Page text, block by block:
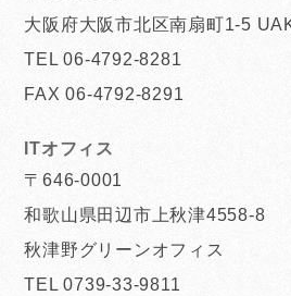
大阪府大阪市北区南扇町1-5
TEL 06-4792-8281
FAX 06-4792-8291
ITオフィス
〒646-0001
和歌山県田辺市上秋津4558-8
秋津野グリーンオフィス
TEL 0739-33-9811